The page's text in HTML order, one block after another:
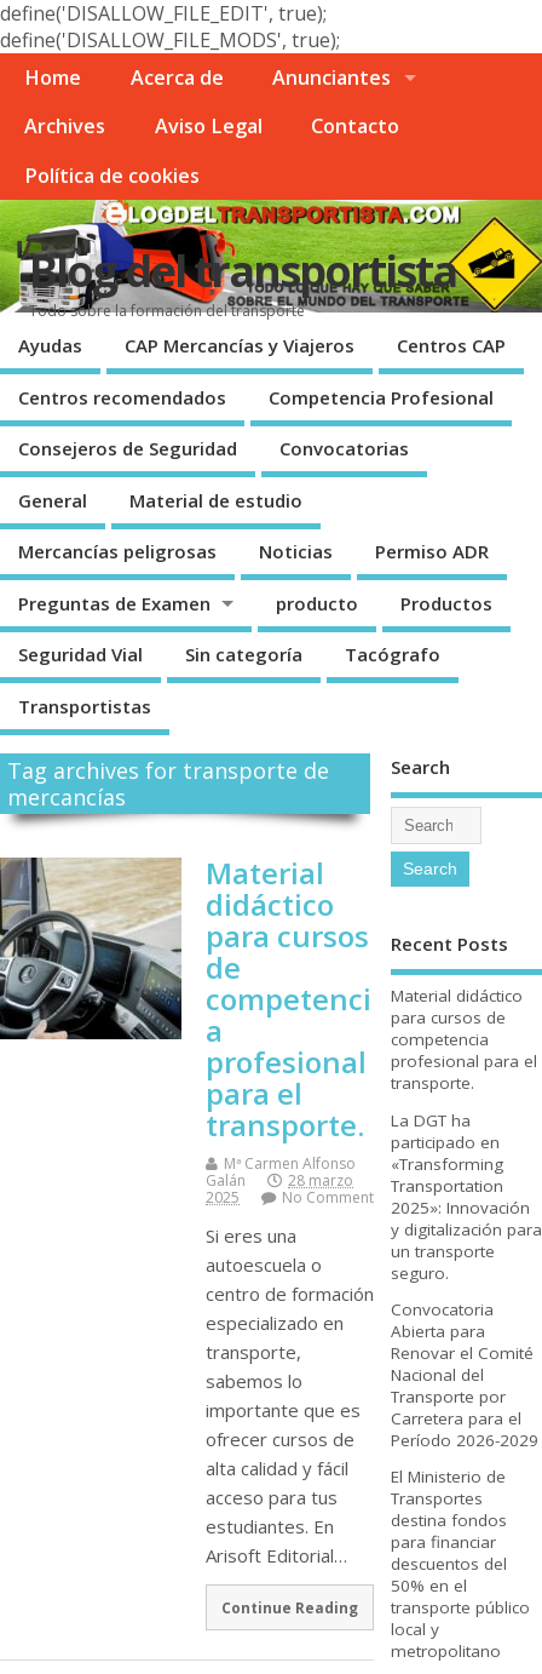
define('DISALLOW_FILE_EDIT', true);
define('DISALLOW_FILE_MODS', true);
Home
Acerca de
Anunciantes
Archives
Aviso Legal
Contacto
Polí­tica de cookies
Blog del transportista
Todo sobre la formación del transporte
Ayudas CAP Mercancí­as y Viajeros Centros CAP
Centros recomendados Competencia Profesional
Consejeros de Seguridad Convocatorias
General Material de estudio
Mercancí­as peligrosas Noticias Permiso ADR
Preguntas de Examen producto Productos
Seguridad Vial Sin categorí­a Tacógrafo
Transportistas
Tag archives for transporte de
mercancí­as
Material
didáctico
para cursos
de
competenci
a
profesional
para el
transporte.
Mª Carmen Alfonso
Galán
28 marzo
2025
No Comment
Si eres una
autoescuela o
centro de formación
especializado en
transporte,
sabemos lo
importante que es
ofrecer cursos de
alta calidad y fácil
acceso para tus
estudiantes. En
Arisoft Editorial…
Continue Reading
Search
Recent Posts
Material didáctico
para cursos de
competencia
profesional para el
transporte.
La DGT ha
participado en
«Transforming
Transportation
2025»: Innovación
y digitalización para
un transporte
seguro.
Convocatoria
Abierta para
Renovar el Comité
Nacional del
Transporte por
Carretera para el
Período 2026-2029
El Ministerio de
Transportes
destina fondos
para financiar
descuentos del
50% en el
transporte público
local y
metropolitano